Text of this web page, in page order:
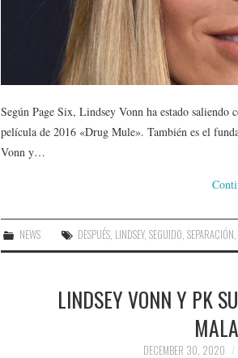
Según Page Six, Lindsey Vonn ha estado
película de 2016 «Drug Mule». También es el
Vonn y…
NEWS DESPUÉS LINDSEY,SEGUIDO ,SEPARACIÓN
LINDSEY VONN Y PK
DECEMBER 30, 2020